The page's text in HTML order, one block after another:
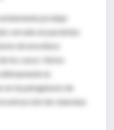
produjo
cerrado en pacientes
de envoltura
los casos. Varios
la
en la patogénesis de
extracción de cataratas